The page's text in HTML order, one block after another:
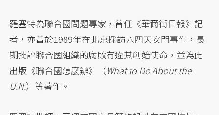
羅塞特為聯合國問題專家，曾任《華爾街日報》記
者，亦曾於1989年在北京採訪六四天安門事件，長
期批評聯合國組織的腐敗有違其創始使命，並為此
出版《聯合國怎麼辦》（What to Do About the
U.N.）等著作。